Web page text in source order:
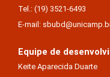
Tel.: (19) 3521-6493
E-mail:
Equipe de
Keite Aparecida Duarte